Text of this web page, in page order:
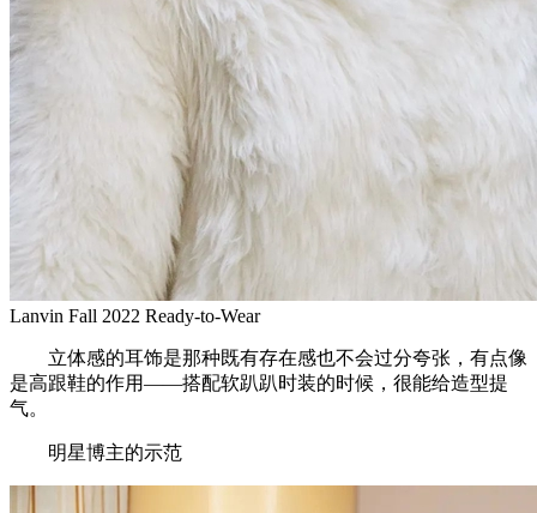
Lanvin Fall 2022 Ready-to-Wear
立体感的耳饰是那种既有存在感也不会过分夸张，有点像
是高跟鞋的作用——搭配软趴趴时装的时候，很能给造型提
气。
明星博主的示范